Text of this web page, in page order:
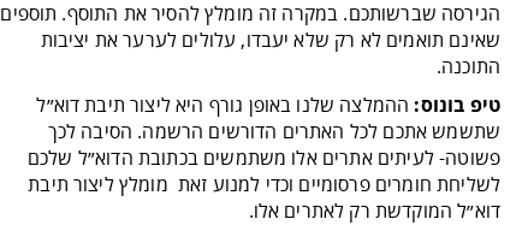
הגירסה שברשותכם. במקרה זה מומלץ להסיר את התוסף. תוספים
שאינם תואמים לא רק שלא יעבדו, עלולים לערער את יציבות
התוכנה.
טיפ בונוס: ההמלצה שלנו באופן גורף היא ליצור תיבת דוא״ל
שתשמש אתכם לכל האתרים הדורשים הרשמה. הסיבה לכך
פשוטה- לעיתים אתרים אלו משתמשים בכתובת הדוא״ל שלכם
לשליחת חומרים פרסומיים וכדי למנוע זאת מומלץ ליצור תיבת
דוא״ל המוקדשת רק לאתרים אלו.